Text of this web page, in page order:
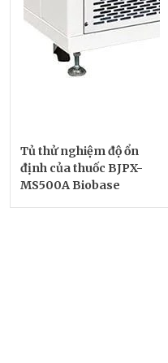
Tủ thử nghiệm độ ổn
định của thuốc BJPX-
MS500A Biobase